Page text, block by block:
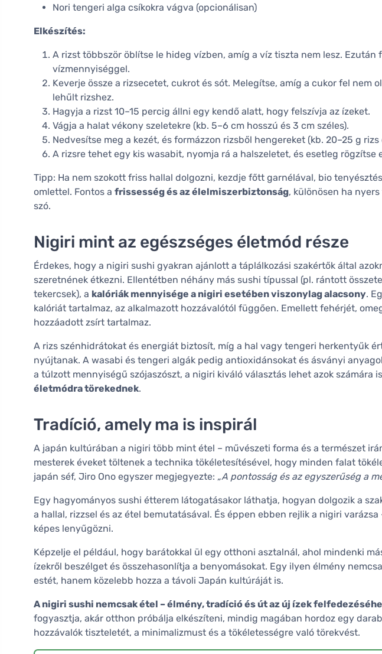
Nori tengeri alga csíkokra vágva (opcionálisan)
Elkészítés:
A rizst többször öblítse le hideg vízben, amíg a víz tiszta nem lesz. Ezután
vízmennyiséggel.
Keverje össze a rizsecetet, cukrot és sót. Melegítse, amíg a cukor fel nem
lehűlt rizshez.
Hagyja a rizst 10–15 percig állni egy kendő alatt, hogy felszívja az ízeket.
Vágja a halat vékony szeletekre (kb. 5–6 cm hosszú és 3 cm széles).
Nedvesítse meg a kezét, és formázzon rizsből hengereket (kb. 20–25 g
A rizsre tehet egy kis wasabit, nyomja rá a halszeletet, és esetleg rögzítse
Tipp: Ha nem szokott friss hallal dolgozni, kezdje főtt garnélával, bio
omlettel. Fontos a frissesség és az élelmiszerbiztonság, különösen ha
szó.
Nigiri mint az egészséges életmód része
Érdekes, hogy a nigiri sushi gyakran ajánlott a táplálkozási szakértők által
szeretnének étkezni. Ellentétben néhány más sushi típussal (pl. rántott
tekercsek), a kalóriák mennyisége a nigiri esetében viszonylag alacsony.
kalóriát tartalmaz, az alkalmazott hozzávalótól függően. Emellett fehérjét,
hozzáadott zsírt tartalmaz.
A rizs szénhidrátokat és energiát biztosít, míg a hal vagy tengeri herkentyűk
nyújtanak. A wasabi és tengeri algák pedig antioxidánsokat és ásványi
a túlzott mennyiségű szójaszószt, a nigiri kiváló választás lehet azok számára
életmódra törekednek.
Tradíció, amely ma is inspirál
A japán kultúrában a nigiri több mint étel – művészeti forma és a természet
mesterek éveket töltenek a technika tökéletesítésével, hogy minden falat
japán séf, Jiro Ono egyszer megjegyezte: „A pontosság és az egyszerűség a
Egy hagyományos sushi étterem látogatásakor láthatja, hogyan dolgozik a
a hallal, rizzsel és az étel bemutatásával. És éppen ebben rejlik a nigiri
képes lenyűgözni.
Képzelje el például, hogy barátokkal ül egy otthoni asztalnál, ahol mindenki
ízekről beszélget és összehasonlítja a benyomásokat. Egy ilyen élmény
estét, hanem közelebb hozza a távoli Japán kultúráját is.
A nigiri sushi nemcsak étel – élmény, tradíció és út az új ízek
fogyasztja, akár otthon próbálja elkészíteni, mindig magában hordoz egy
hozzávalók tiszteletét, a minimalizmust és a tökéletességre való törekvést.